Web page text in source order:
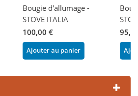
Bougie d'allumage -
STOVE ITALIA
100,00 €
Ajouter au panier